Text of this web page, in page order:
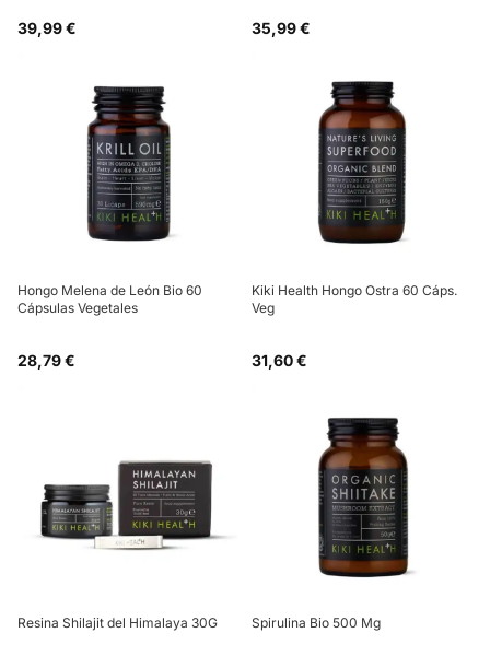
39,99 € 35,99 €
Hongo Melena de León Bio 60
Cápsulas Vegetales
28,79 €
Kiki Health Hongo Ostra 60 Cáps.
Veg
31,60 €
Resina Shilajit del Himalaya 30G Spirulina Bio 500 Mg